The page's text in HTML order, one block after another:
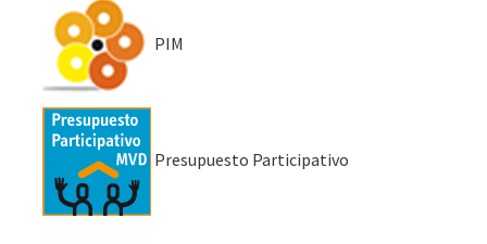
PIM
Presupuesto Participativo